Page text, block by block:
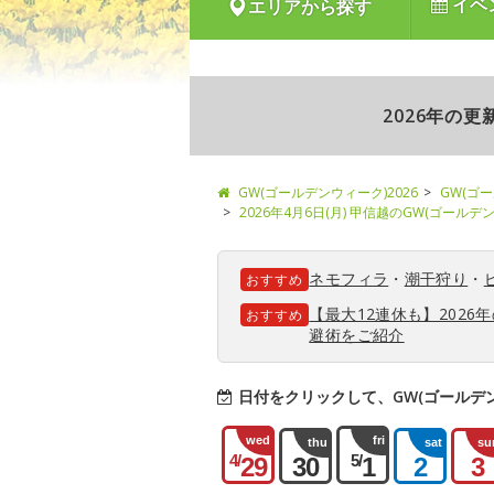
エリアから探す
2026年の更
GW(ゴールデンウィーク)2026
GW(ゴ
2026年4月6日(月) 甲信越のGW(ゴールデ
おすすめ ネモフィラ ・ 潮干狩り ・
おすすめ
【最大12連休も】2026
避術をご紹介
日付をクリックして、GW(ゴール
wed
4/29
thu
30
fri
5/1
sat
2 3